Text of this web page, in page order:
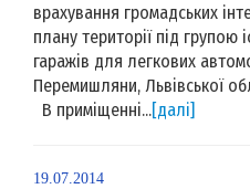
врахування громадських
плану території під групою
гаражів для легкових
Перемишляни, Львівської
В приміщенні...[далі]
19.07.2014